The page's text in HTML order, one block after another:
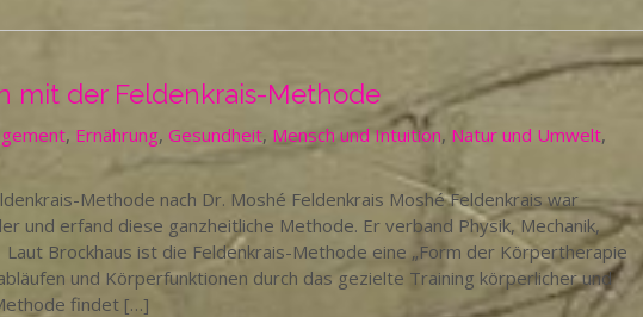
mit der Feldenkrais-Methode
, Ernährung, Gesundheit, Mensch und Intuition, Natur und Umwelt,
Methode nach Dr. Moshé Feldenkrais Moshé Feldenkrais war
und erfand diese ganzheitliche Methode. Er verband Physik, Mechanik,
Brockhaus ist die Feldenkrais-Methode eine „Form der Körpertherapie
und Körperfunktionen durch das gezielte Training körperlicher und
findet […]